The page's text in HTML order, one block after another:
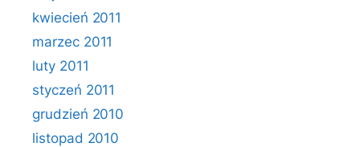
kwiecień 2011
marzec 2011
luty 2011
styczeń 2011
grudzień 2010
listopad 2010